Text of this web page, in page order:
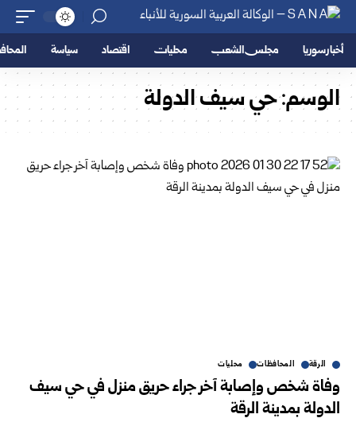
أخبار سوريا مجلس الشعب محليات اقتصاد سياسة
الوسم:حي سيف الدولة
الرقة المحافظات محليات
وفاة شخص وإصابة آخر جراء حريق منزل في حي سيف
الدولة بمدينة الرقة